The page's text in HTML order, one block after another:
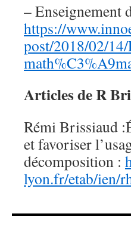
– Enseignement
https://
post/2018/02/
Articles de R
Rémi Brissiaud
et favoriser
décomposition :
lyon.fr/etab/ien/